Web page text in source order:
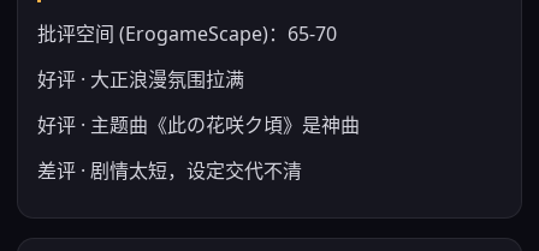
批评空间 (ErogameScape)：65-70
好评 · 大正浪漫氛围拉满
好评 · 主题曲《此の花咲ク頃》是神曲
差评 · 剧情太短，设定交代不清